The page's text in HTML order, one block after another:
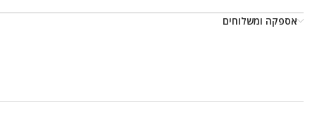
אספקה ומשלוחים